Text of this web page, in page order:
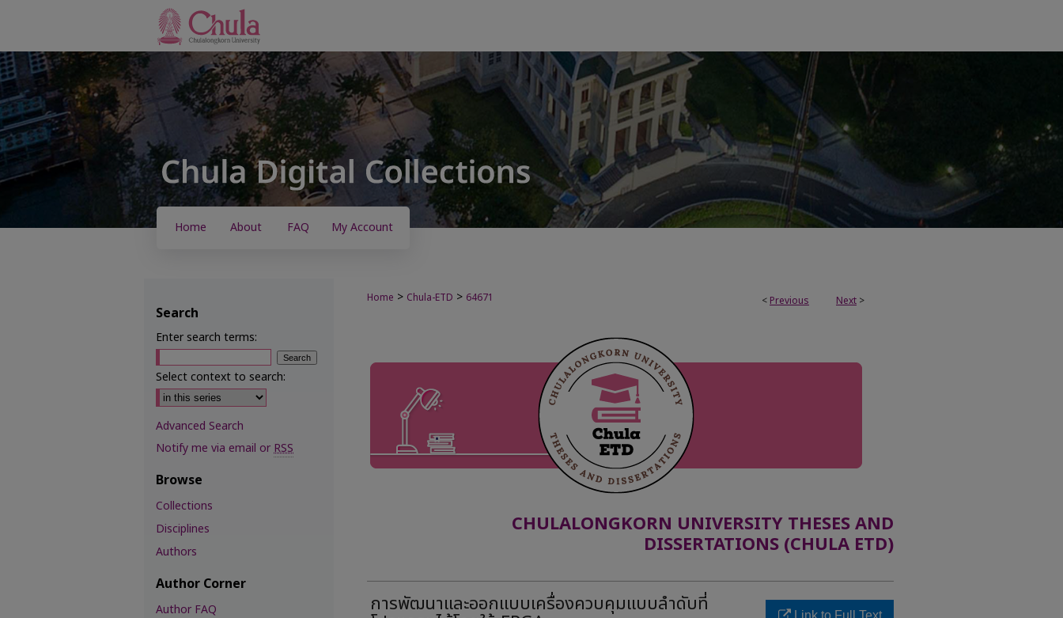
Home About FAQ My Account
< Previous Next >
Home > Chula-ETD > 64671
CHULALONGKORN UNIVERSITY THESES AND
DISSERTATIONS (CHULA ETD)
การพัฒนาและออกแบบเครื่องควบคุมแบบลำดับที่ Link to Full Text
Search
Enter search terms:
Select context to search:
Advanced Search
Notify me via email or RSS
Browse
Collections
Disciplines
Authors
Author Corner
Author FAQ